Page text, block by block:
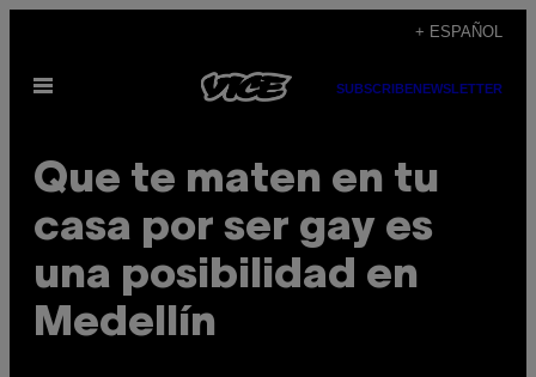
contenido
+ ESPAÑOL
Abrir
SUBSCRIBENEWSLETTER
Que te maten en tu
casa por ser gay es
una posibilidad en
Medellín